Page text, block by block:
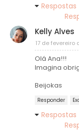
Respostas
Kelly Alves
17 de fevereiro
Olá Ana!!!
Imagina
Beijokas
Responder
Respostas